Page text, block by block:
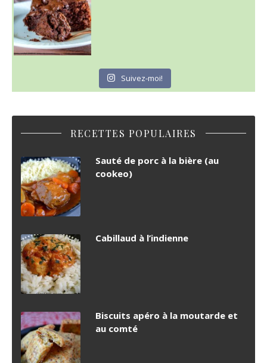
Suivez-moi!
RECETTES POPULAIRES
Sauté de porc à la bière (au
cookeo)
Cabillaud à l’indienne
Biscuits apéro à la moutarde et
au comté